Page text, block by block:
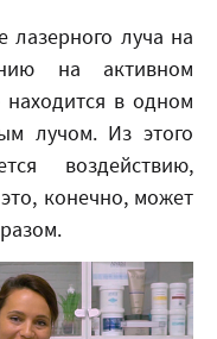
лазерного луча на
на активном
в одном
лучом. Из этого
воздействию,
конечно, может